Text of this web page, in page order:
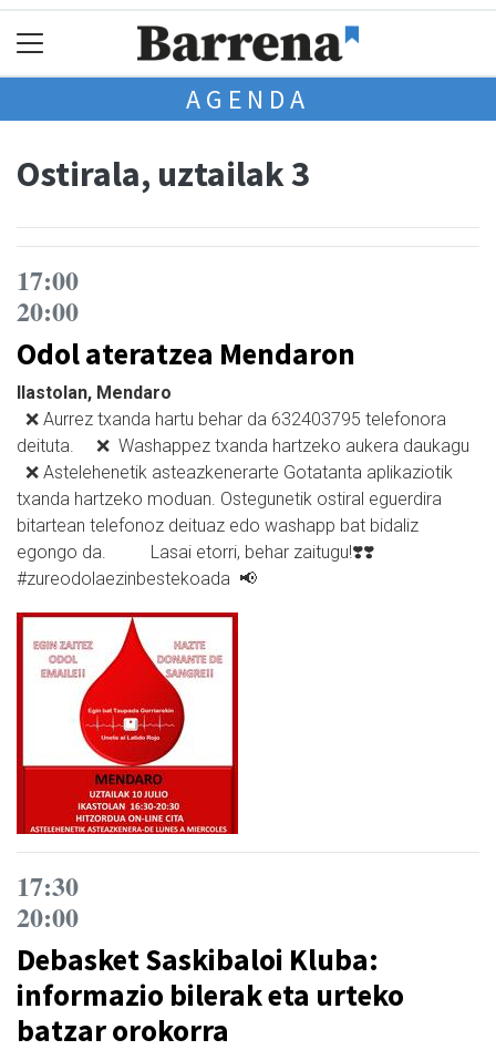
AGENDA
Ostirala, uztailak 3
17:00
20:00
Odol ateratzea Mendaron
Ilastolan, Mendaro
❌ Aurrez txanda hartu behar da 632403795 telefonora
deituta. ❌ Washappez txanda hartzeko aukera daukagu
❌ Astelehenetik asteazkenerarte Gotatanta aplikaziotik
txanda hartzeko moduan. Ostegunetik ostiral eguerdira
bitartean telefonoz deituaz edo washapp bat bidaliz
egongo da. Lasai etorri, behar zaitugu!❣️❣️
#zureodolaezinbestekoada 📢
17:30
20:00
Debasket Saskibaloi Kluba:
informazio bilerak eta urteko
batzar orokorra